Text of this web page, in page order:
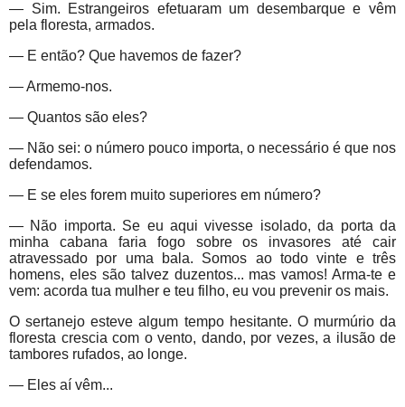
— Sim. Estrangeiros efetuaram um desembarque e vêm
pela floresta, armados.
— E então? Que havemos de fazer?
— Armemo-nos.
— Quantos são eles?
— Não sei: o número pouco importa, o necessário é que nos
defendamos.
— E se eles forem muito superiores em número?
— Não importa. Se eu aqui vivesse isolado, da porta da
minha cabana faria fogo sobre os invasores até cair
atravessado por uma bala. Somos ao todo vinte e três
homens, eles são talvez duzentos... mas vamos! Arma-te e
vem: acorda tua mulher e teu filho, eu vou prevenir os mais.
O sertanejo esteve algum tempo hesitante. O murmúrio da
floresta crescia com o vento, dando, por vezes, a ilusão de
tambores rufados, ao longe.
— Eles aí vêm...